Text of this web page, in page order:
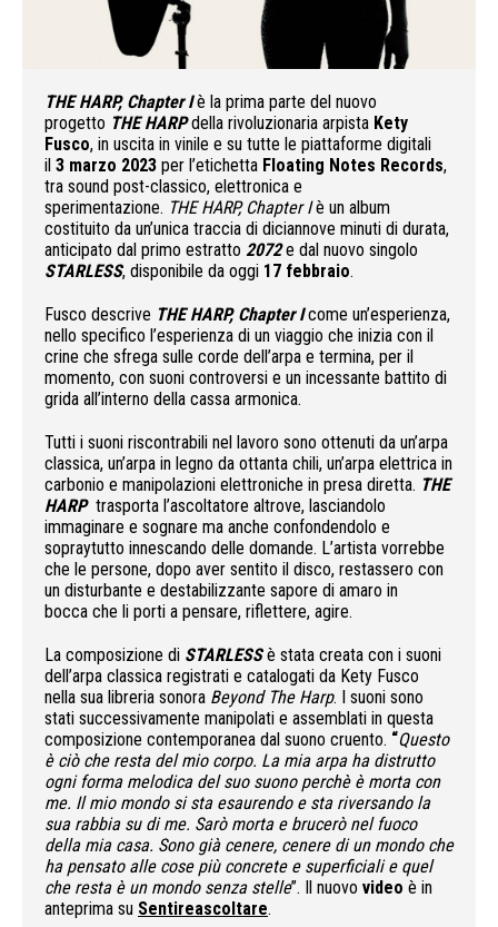
THE HARP, Chapter Iè la prima parte del nuovo
progetto THE HARPdella rivoluzionaria arpista Kety
Fusco, in uscita in vinile e su tutte le piattaforme digitali
il 3 marzo 2023 per l’etichetta Floating Notes Records,
tra sound post-classico, elettronica e
sperimentazione. THE HARP, Chapter Iè un album
costituito da un’unica traccia di diciannove minuti di durata,
anticipato dal primo estratto 2072e dal nuovo singolo
STARLESS, disponibile da oggi 17 febbraio.
Fusco descrive THE HARP, Chapter Icome un’esperienza,
nello specifico l’esperienza di un viaggio che inizia con il
crine che sfrega sulle corde dell’arpa e termina, per il
momento, con suoni controversi e un incessante battito di
grida all’interno della cassa armonica.
Tutti i suoni riscontrabili nel lavoro sono ottenuti da un’arpa
classica, un’arpa in legno da ottanta chili, un’arpa elettrica in
carbonio e manipolazioni elettroniche in presa diretta. THE
HARPtrasporta l’ascoltatore altrove, lasciandolo
immaginare e sognare ma anche confondendolo e
sopraytutto innescando delle domande. L’artista vorrebbe
che le persone, dopo aver sentito il disco, restassero con
un disturbante e destabilizzante sapore di amaro in
bocca che li porti a pensare, riflettere, agire.
La composizione di STARLESSè stata creata con i suoni
dell’arpa classica registrati e catalogati da Kety Fusco
nella sua libreria sonora Beyond The Harp. I suoni sono
stati successivamente manipolati e assemblati in questa
composizione contemporanea dal suono cruento. “Questo
è ciò che resta del mio corpo. La mia arpa ha distrutto
ogni forma melodica del suo suono perchè è morta con
me. Il mio mondo si sta esaurendo e sta riversando la
sua rabbia su di me. Sarò morta e brucerò nel fuoco
della mia casa. Sono già cenere, cenere di un mondo che
ha pensato alle cose più concrete e superficiali e quel
che resta è un mondo senza stelle”. Il nuovo video è in
anteprima su Sentireascoltare.